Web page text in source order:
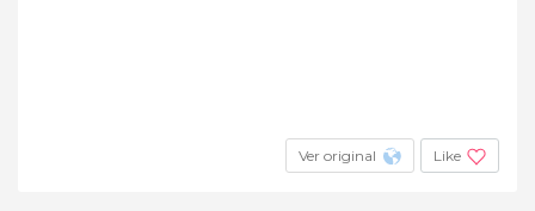
Ver original Like